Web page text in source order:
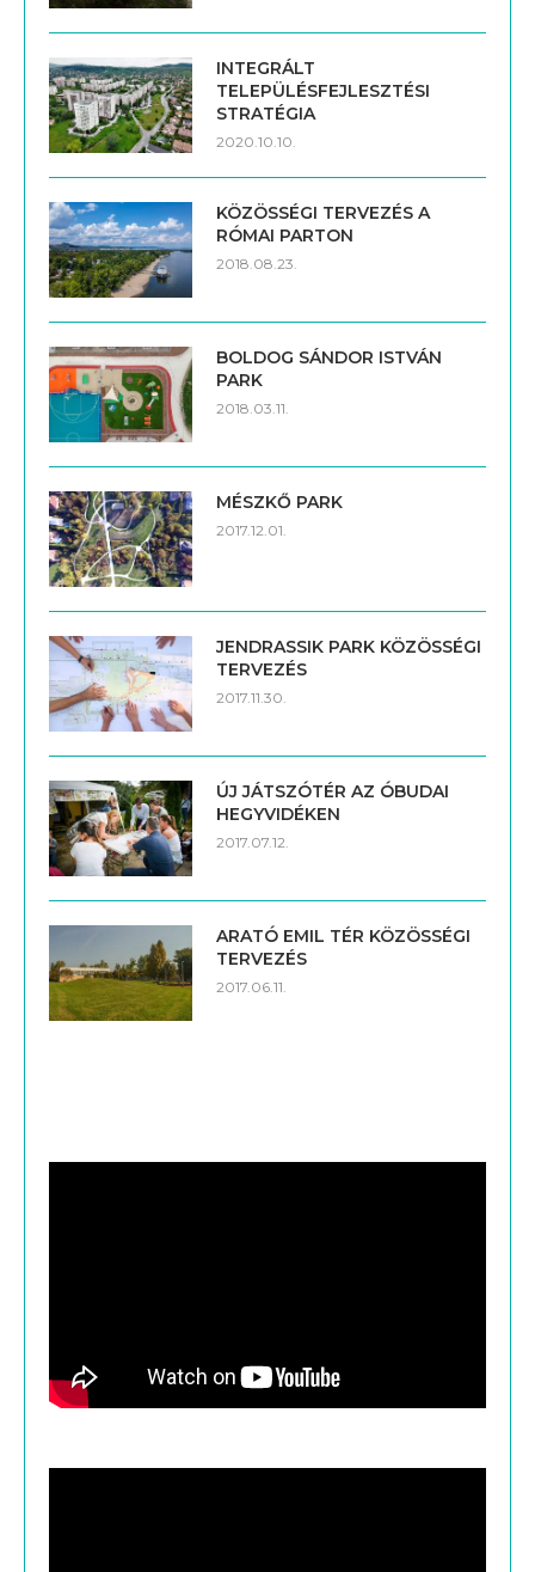
INTEGRÁLT
TELEPÜLÉSFEJLESZTÉSI
STRATÉGIA
2020.10.10.
KÖZÖSSÉGI TERVEZÉS A
RÓMAI PARTON
2018.08.23.
BOLDOG SÁNDOR ISTVÁN
PARK
2018.03.11.
MÉSZKŐ PARK
2017.12.01.
JENDRASSIK PARK KÖZÖSSÉGI
TERVEZÉS
2017.11.30.
ÚJ JÁTSZÓTÉR AZ ÓBUDAI
HEGYVIDÉKEN
2017.07.12.
ARATÓ EMIL TÉR KÖZÖSSÉGI
TERVEZÉS
2017.06.11.